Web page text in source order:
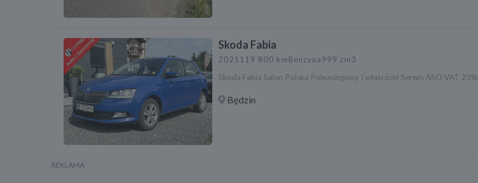
Skoda Fabia
2021 119 800 kmBenzyna999 cm3
Skoda Fabia Salon Polska Poleasingowy I właściciel Serwis ASO VAT 23%
Będzin